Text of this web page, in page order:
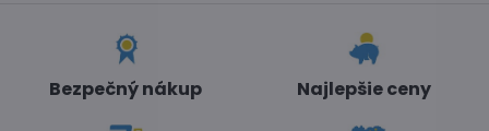
Bezpečný nákup Najlepšie ceny